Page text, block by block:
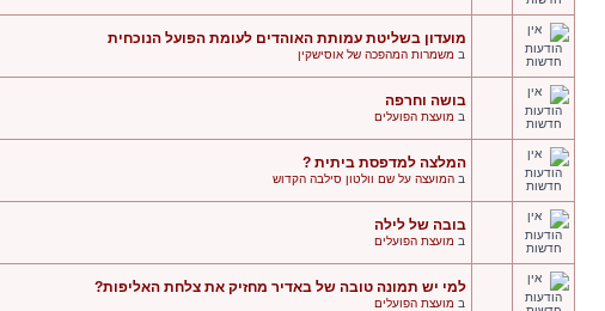
מועדון בשליטת עמותת האוהדים לעומת הפועל הנוכחית
ב משמרות המהפכה של אוסישקין
בושה וחרפה
ב מועצת הפועלים
המלצה למדפסת ביתית ?
ב המועצה על שם וולטון סילבה הקדוש
בובה של לילה
ב מועצת הפועלים
למי יש תמונה טובה של באדיר מחזיק את צלחת האליפות?
ב מועצת הפועלים